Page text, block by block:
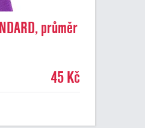
průměr
45 Kč